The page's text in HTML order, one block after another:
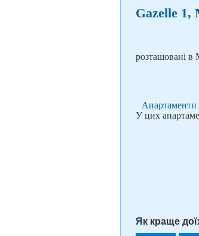
Gazelle 1,
розташовані в
У цих
Як краще